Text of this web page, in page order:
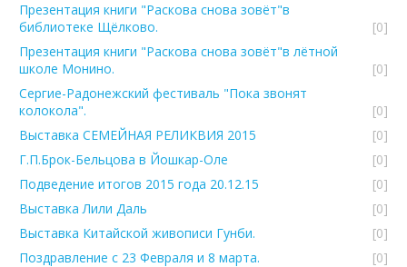
Презентация книги "Раскова снова зовёт"в
библиотеке Щёлково.
[0]
Презентация книги "Раскова снова зовёт"в лётной
школе Монино.
[0]
Сергие-Радонежский фестиваль "Пока звонят
колокола".
[0]
Выставка СЕМЕЙНАЯ РЕЛИКВИЯ 2015
[0]
Г.П.Брок-Бельцова в Йошкар-Оле
[0]
Подведение итогов 2015 года 20.12.15
[0]
Выставка Лили Даль
[0]
Выставка Китайской живописи Гунби.
[0]
Поздравление с 23 Февраля и 8 марта.
[0]